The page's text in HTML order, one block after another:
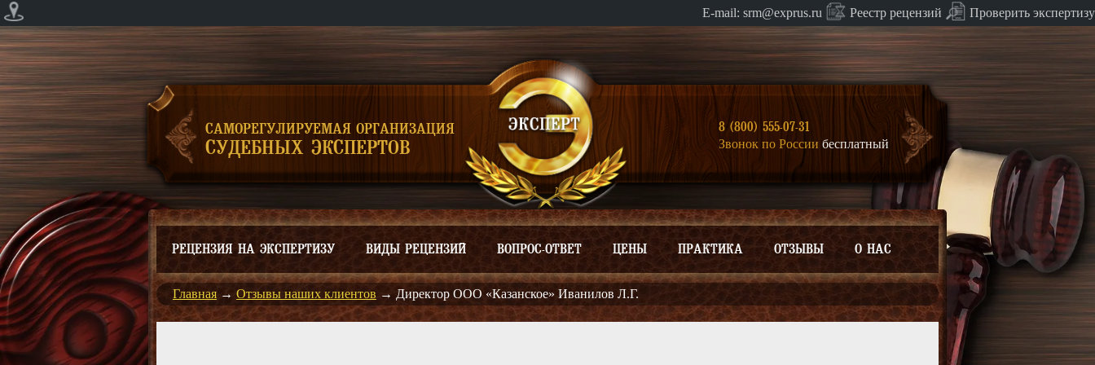
E-mail: srm@exprus.ru Реестр рецензий Проверить экспертизу
САМОРЕГУЛИРУЕМАЯ ОРГАНИЗАЦИЯ
СУДЕБНЫХ ЭКСПЕРТОВ
8 (800) 555-07-31
Звонок по России бесплатный
РЕЦЕНЗИЯ НА ЭКСПЕРТИЗУ ВИДЫ РЕЦЕНЗИЙ ВОПРОС-ОТВЕТ ЦЕНЫ ПРАКТИКА ОТЗЫВЫ О НАС
Главная → Отзывы наших клиентов → Директор ООО «Казанское» Иванилов Л.Г.